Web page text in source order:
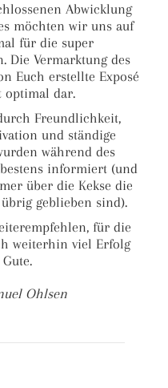
Abwicklung
möchten wir uns auf
für die super
Die Vermarktung des
Euch erstellte Exposé
optimal dar.
Freundlichkeit,
und ständige
während des
informiert (und
über die Kekse die
geblieben sind).
für die
weiterhin viel Erfolg
Ohlsen